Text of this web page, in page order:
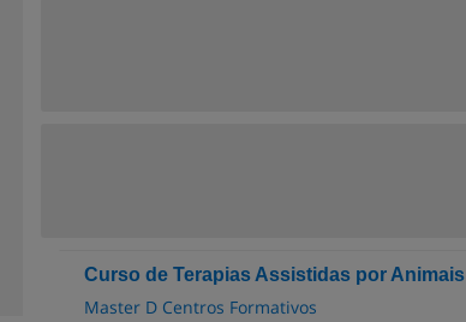
Curso de Terapias Assistidas por Animais
Master D Centros Formativos